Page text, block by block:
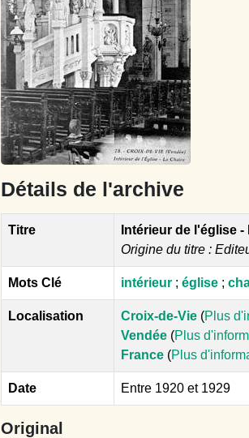
Détails de l'archive
Titre
Intérieur de l'église -
Origine du titre :
Mots Clé intérieur ; église ;
Localisation Croix-de-Vie (Plus
Vendée (Plus
France (Plus
Date Entre 1920 et 1929
Original